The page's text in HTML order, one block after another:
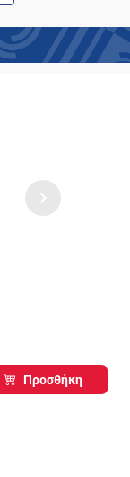
Προσθήκη